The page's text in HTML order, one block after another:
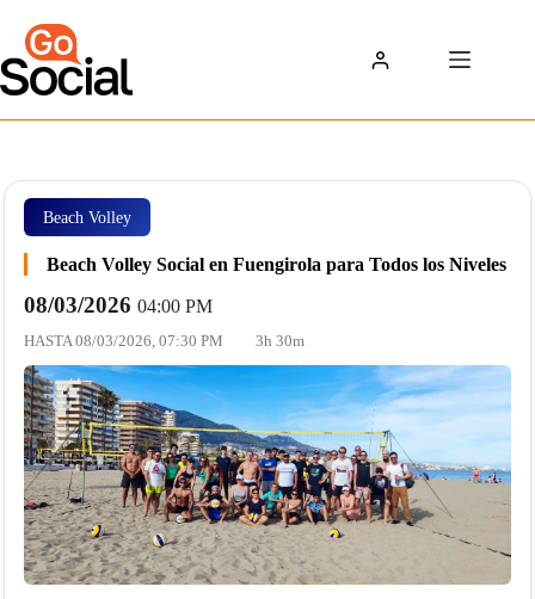
contenido
Beach Volley
Beach Volley Social en Fuengirola para Todos los Niveles
08/03/2026 04:00 PM
HASTA08/03/2026, 07:30 PM 3h 30m